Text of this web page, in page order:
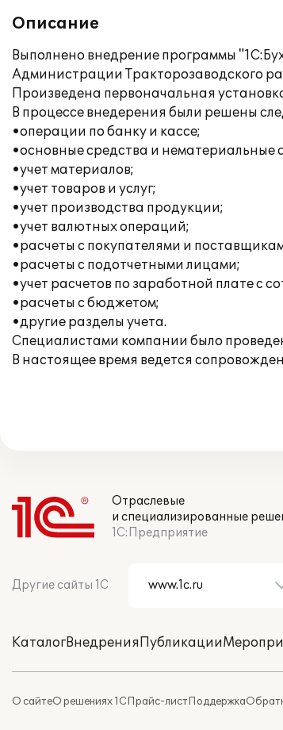
Описание
Выполнено внедрение программы
Администрации Тракторозаводского
Произведена первоначальная
В процессе внедерения были решены
•операции по банку и кассе;
•основные средства и нематериальные
•учет материалов;
•учет товаров и услуг;
•учет производства продукции;
•учет валютных операций;
•расчеты с покупателями и
•расчеты с подотчетными лицами;
•учет расчетов по заработной плате
•расчеты с бюджетом;
•другие разделы учета.
Специалистами компании было
В настоящее время ведется
Отраслевые
и специализированные
1С:Предприятие
Другие сайты 1С
КаталогВнедренияПубликации
О сайтеО решениях 1СПрайс-листПоддержка